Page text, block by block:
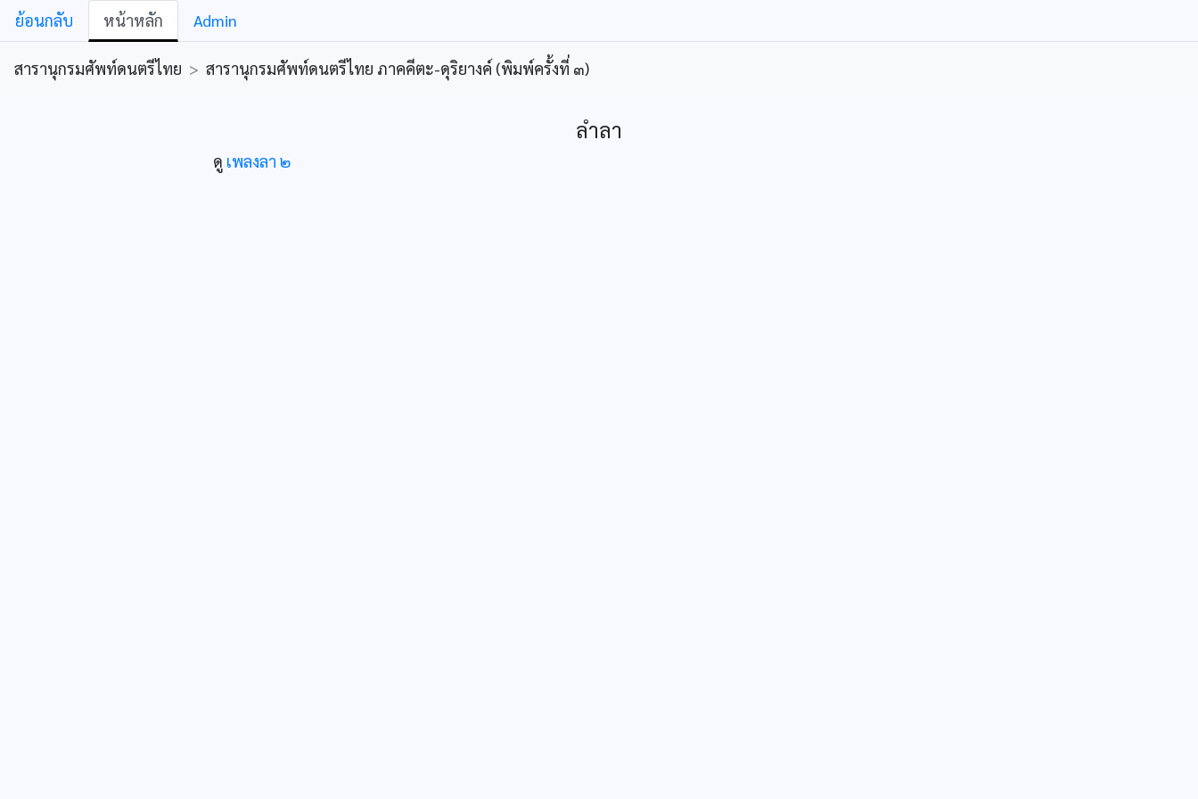
ย้อนกลับ หน้าหลัก Admin
สารานุกรมศัพท์ดนตรีไทย > สารานุกรมศัพท์ดนตรีไทย ภาคคีตะ-ดุริยางค์ (พิมพ์ครั้งที่ ๓)
ลำลา
ดู เพลงลา ๒